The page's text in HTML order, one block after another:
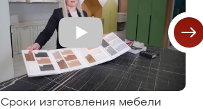
Сроки изготовления мебели